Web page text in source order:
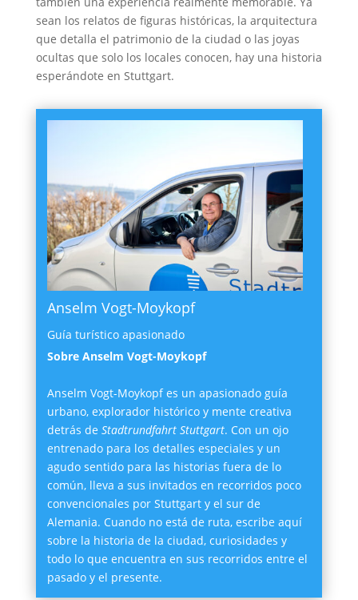
sean los relatos de figuras históricas, la arquitectura
que detalla el patrimonio de la ciudad o las joyas
ocultas que solo los locales conocen, hay una historia
esperándote en Stuttgart.
Anselm Vogt-Moykopf
Guía turístico apasionado
Sobre Anselm Vogt-Moykopf
Anselm Vogt-Moykopf es un apasionado guía
urbano, explorador histórico y mente creativa
detrás de Stadtrundfahrt Stuttgart. Con un ojo
entrenado para los detalles especiales y un
agudo sentido para las historias fuera de lo
común, lleva a sus invitados en recorridos poco
convencionales por Stuttgart y el sur de
Alemania. Cuando no está de ruta, escribe aquí
sobre la historia de la ciudad, curiosidades y
todo lo que encuentra en sus recorridos entre el
pasado y el presente.